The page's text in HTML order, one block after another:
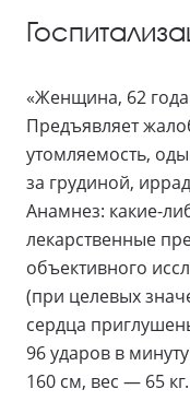
«Женщина, 62
Предъявляет
утомляемость,
за грудиной,
Анамнез: какие-
лекарственные
объективного
(при целевых
сердца
96 ударов в
160 см, вес — 65 кг.